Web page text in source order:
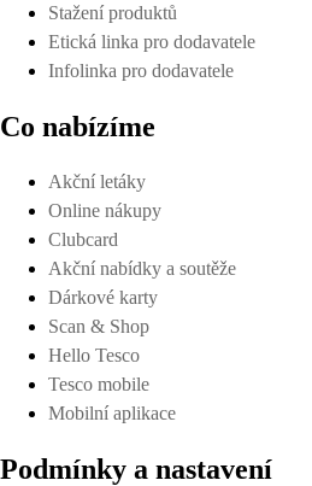
Stažení produktů
Etická linka pro dodavatele
Infolinka pro dodavatele
Co nabízíme
Akční letáky
Online nákupy
Clubcard
Akční nabídky a soutěže
Dárkové karty
Scan & Shop
Hello Tesco
Tesco mobile
Mobilní aplikace
Podmínky a nastavení